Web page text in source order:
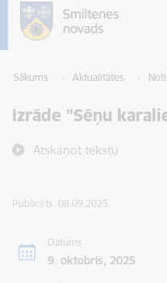
Sākums Aktualitātes
Izrāde "Sēņu
Atskaņot tekstu
Publicēts: 08.09.2025.
Datums
9. oktobris, 2025